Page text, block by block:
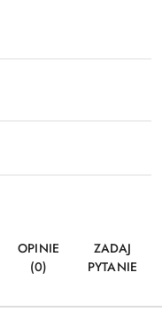
OPINIE
(0)
ZADAJ
PYTANIE